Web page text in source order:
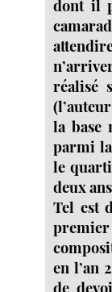
dont il
réalisé
la base
parmi
le
deux
Tel est
premier
en l’an
de